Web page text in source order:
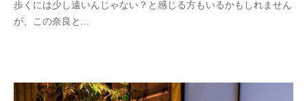
m
i
歩くには少し遠いんじゃない？と感じる方もいるかもしれません
が、この奈良と...